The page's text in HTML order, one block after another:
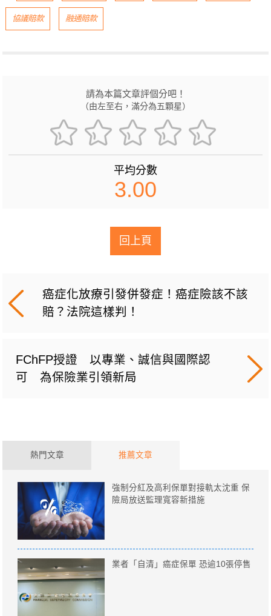
協議賠款 融通賠款
請為本篇文章評個分吧！
（由左至右，滿分為五顆星）
平均分數
3.00
回上頁
癌症化放療引發併發症！癌症險該不該
賠？法院這樣判！
FChFP授證 以專業、誠信與國際認
可 為保險業引領新局
熱門文章 推薦文章
強制分紅及高利保單對接軌太沈重 保
險局放送監理寬容新措施
業者「自清」癌症保單 恐逾10張停售